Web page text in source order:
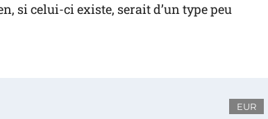
si celui-ci existe, serait d’un type peu
EUR